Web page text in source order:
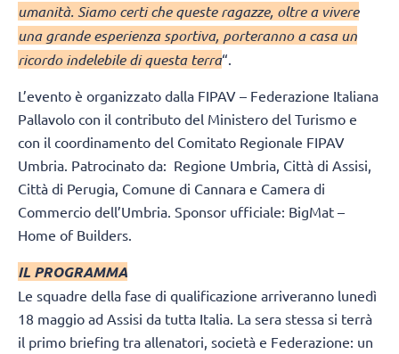
umanità. Siamo certi che queste ragazze, oltre a vivere
una grande esperienza sportiva, porteranno a casa un
ricordo indelebile di questa terra“.
L’evento è organizzato dalla FIPAV – Federazione Italiana
Pallavolo con il contributo del Ministero del Turismo e
con il coordinamento del Comitato Regionale FIPAV
Umbria. Patrocinato da: Regione Umbria, Città di Assisi,
Città di Perugia, Comune di Cannara e Camera di
Commercio dell’Umbria. Sponsor ufficiale: BigMat –
Home of Builders.
IL PROGRAMMA
Le squadre della fase di qualificazione arriveranno lunedì
18 maggio ad Assisi da tutta Italia. La sera stessa si terrà
il primo briefing tra allenatori, società e Federazione: un